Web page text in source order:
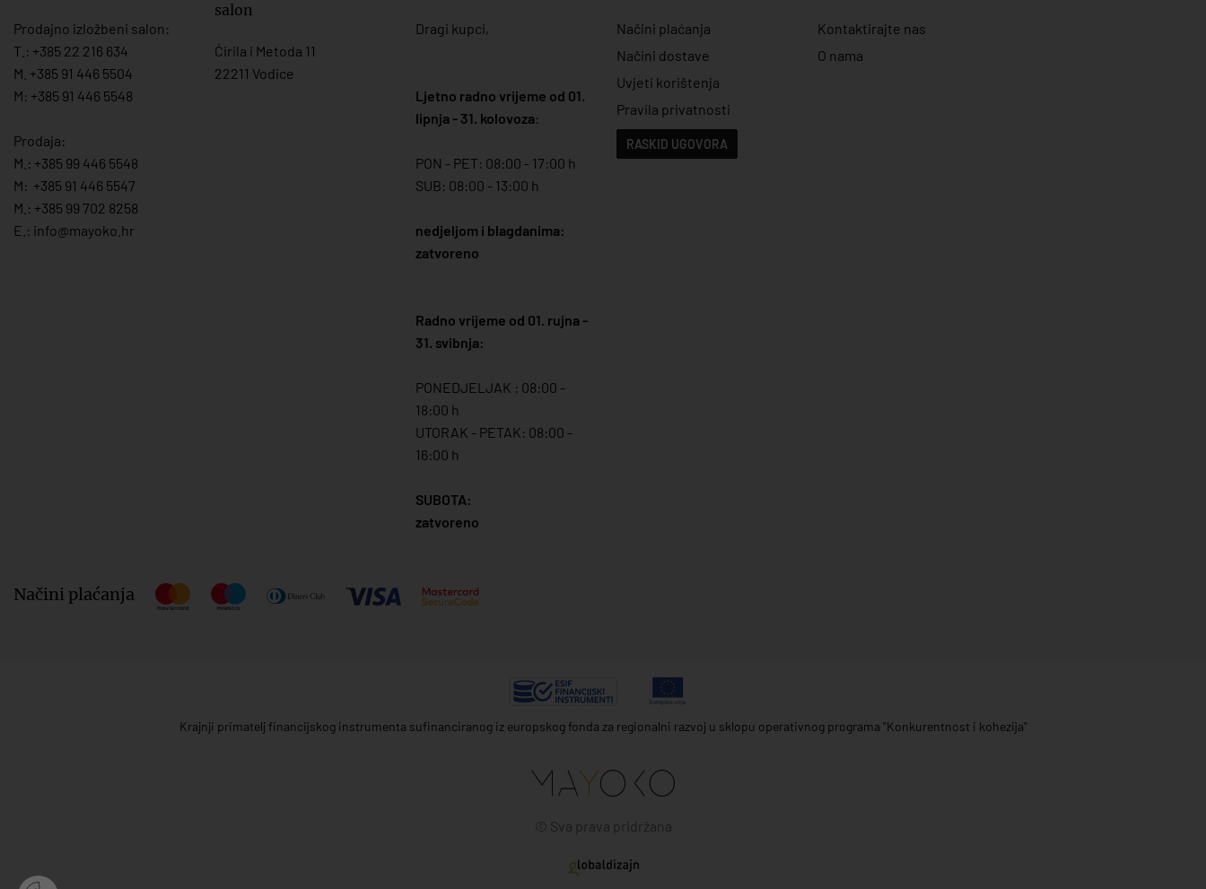
Prodajno izložbeni salon:
T.: +385 22 216 634
M. +385 91 446 5504
M: +385 91 446 5548
Prodaja:
M.: +385 99 446 5548
M: +385 91 446 5547
M.: +385 99 702 8258
E.: info@mayoko. hr
salon
Ćirila i Metoda 11
22211 Vodice
Dragi kupci,
Ljetno radno vrijeme od 01.
lipnja - 31. kolovoza:
PON - PET: 08:00 - 17:00 h
SUB: 08:00 - 13:00 h
nedjeljom i blagdanima:
zatvoreno
Radno vrijeme od 01. rujna -
31. svibnja:
PONEDJELJAK : 08:00 -
18:00 h
UTORAK - PETAK: 08:00 -
16:00 h
SUBOTA:
zatvoreno
Načini plaćanja
Načini dostave
Uvjeti korištenja
Pravila privatnosti
RASKID UGOVORA
Kontaktirajte nas
O nama
Načini plaćanja
Krajnji primatelj financijskog instrumenta sufinanciranog iz europskog fonda za regionalni razvoj u sklopu operativnog programa "Konkurentnost i kohezija"
© Sva prava pridržana